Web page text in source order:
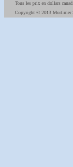
Tous les prix en dollars
Copyright © 2013 Mortimer